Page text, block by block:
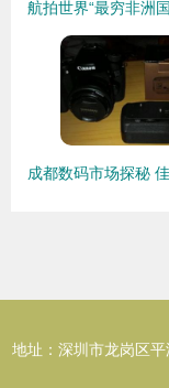
地址：深圳市龙岗区